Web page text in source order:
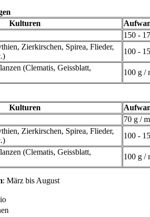
Kulturen
150 -
Zierkirschen, Spirea, Flieder,
100 -
(Clematis, Geissblatt,
100 g /
Kulturen
70 g /
Zierkirschen, Spirea, Flieder,
100 -
(Clematis, Geissblatt,
100 g /
: März bis August